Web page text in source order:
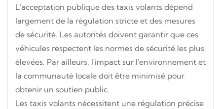
L'acceptation publique des taxis volants dépend
largement de la régulation stricte et des mesures
de sécurité. Les autorités doivent garantir que ces
véhicules respectent les normes de sécurité les plus
élevées. Par ailleurs, l'impact sur l'environnement et
la communauté locale doit être minimisé pour
obtenir un soutien public.
Les taxis volants nécessitent une régulation précise